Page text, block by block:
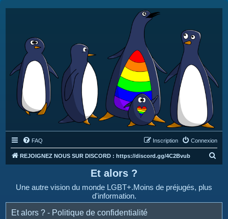
FAQ Connexion
Inscription
REJOIGNEZ NOUS SUR DISCORD : https://discord.gg/4C2Bvub
e
Et alors ?
Une autre vision du monde LGBT+.Moins de préjugés, plus
d'information.
Et alors ? - Politique de confidentialité